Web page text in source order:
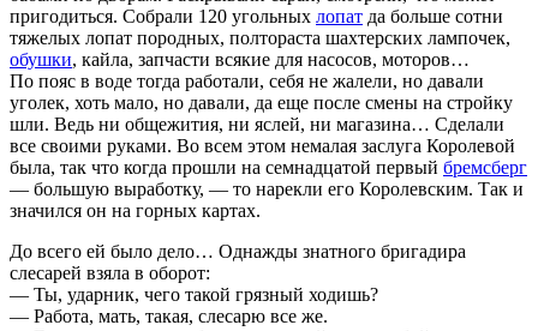
пригодиться. Собрали 120 угольных лопат да больше сотни
тяжелых лопат породных, полтораста шахтерских лампочек,
обушки, кайла, запчасти всякие для насосов, моторов…
По пояс в воде тогда работали, себя не жалели, но давали
уголек, хоть мало, но давали, да еще после смены на стройку
шли. Ведь ни общежития, ни яслей, ни магазина… Сделали
все своими руками. Во всем этом немалая заслуга Королевой
была, так что когда прошли на семнадцатой первый бремсберг
— большую выработку, — то нарекли его Королевским. Так и
значился он на горных картах.
До всего ей было дело… Однажды знатного бригадира
слесарей взяла в оборот:
— Ты, ударник, чего такой грязный ходишь?
— Работа, мать, такая, слесарю все же.